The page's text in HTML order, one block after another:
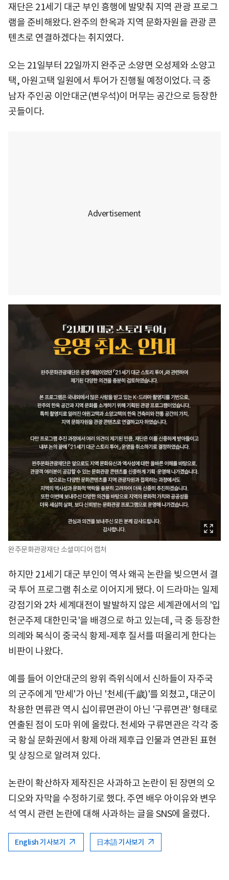
재단은 21세기 대군 부인 흥행에 발맞춰 지역 관광 프로그
램을 준비해왔다. 완주의 한옥과 지역 문화자원을 관광 콘
텐츠로 연결하겠다는 취지였다.
오는 21일부터 22일까지 완주군 소양면 오성제와 소양고
택, 아원고택 일원에서 투어가 진행될 예정이었다. 극 중
남자 주인공 이안대군(변우석)이 머무는 공간으로 등장한
곳들이다.
완주문화관광재단 소셜미디어 캡처
하지만 21세기 대군 부인이 역사 왜곡 논란을 빚으면서 결
국 투어 프로그램 취소로 이어지게 됐다. 이 드라마는 일제
강점기와 2차 세계대전이 발발하지 않은 세계관에서의 '입
헌군주제 대한민국'을 배경으로 하고 있는데, 극 중 등장한
의례와 복식이 중국식 황제-제후 질서를 떠올리게 한다는
비판이 나왔다.
예를 들어 이안대군의 왕위 즉위식에서 신하들이 자주국
의 군주에게 '만세'가 아닌 '천세(千歲)'를 외쳤고, 대군이
착용한 면류관 역시 십이류면관이 아닌 '구류면관' 형태로
연출된 점이 도마 위에 올랐다. 천세와 구류면관은 각각 중
국 황실 문화권에서 황제 아래 제후급 인물과 연관된 표현
및 상징으로 알려져 있다.
논란이 확산하자 제작진은 사과하고 논란이 된 장면의 오
디오와 자막을 수정하기로 했다. 주연 배우 아이유와 변우
석 역시 관련 논란에 대해 사과하는 글을 SNS에 올렸다.
English 기사보기 日本語 기사보기